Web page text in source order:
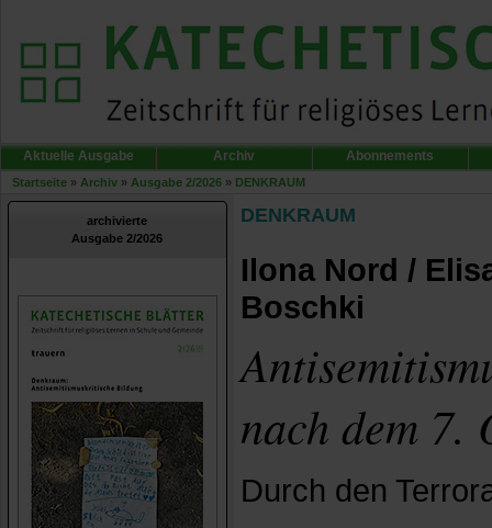
Aktuelle Ausgabe Archiv Abonnements
Startseite » Archiv » Ausgabe 2/2026 » DENKRAUM
archivierte
Ausgabe 2/2026
DENKRAUM
Ilona Nord /
Boschki
nach dem 7.
Durch den